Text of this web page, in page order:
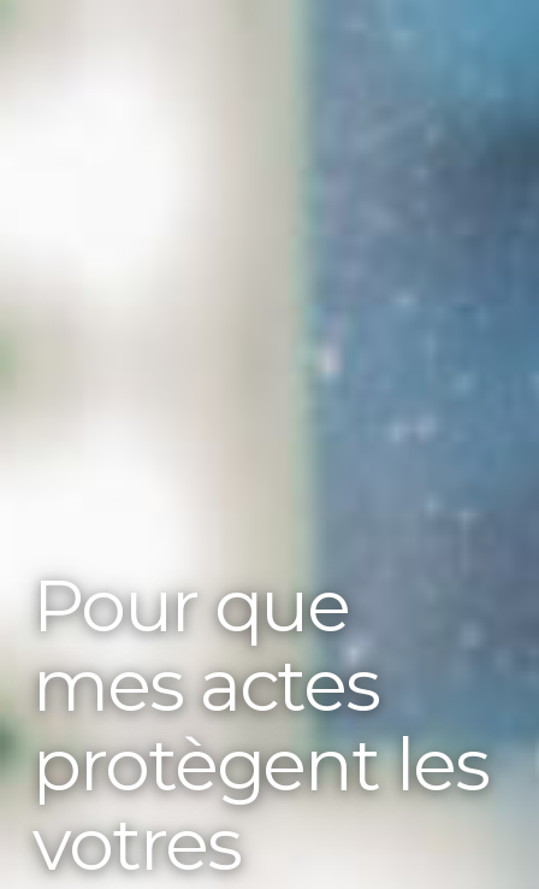
Pour que
mes actes
protègent les
votres